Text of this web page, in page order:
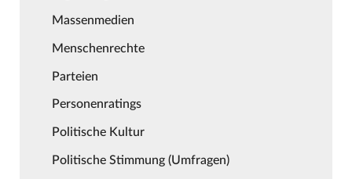
Massenmedien
Menschenrechte
Parteien
Personenratings
Politische Kultur
Politische Stimmung (Umfragen)